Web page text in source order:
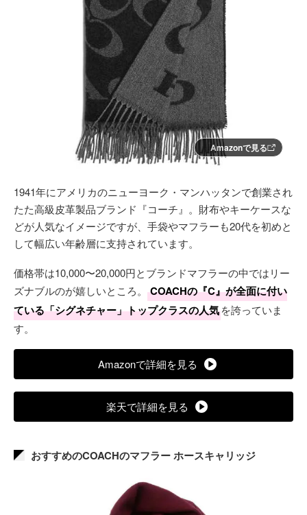
Amazonで見る
1941年にアメリカのニューヨーク・マンハッタンで創業され
たた高級皮革製品ブランド『コーチ』。財布やキーケースな
どが人気なイメージですが、手袋やマフラーも20代を初めと
して幅広い年齢層に支持されています。
価格帯は10,000〜20,000円とブランドマフラーの中ではリー
ズナブルのが嬉しいところ。
COACHの『C』が全面に付い
ている「シグネチャー」トップクラスの人気を誇っていま
す。
Amazonで詳細を見る
楽天で詳細を見る
おすすめのCOACHのマフラー ホースキャリッジ